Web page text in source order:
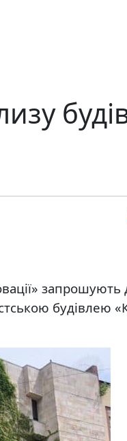
запрошують
будівлею